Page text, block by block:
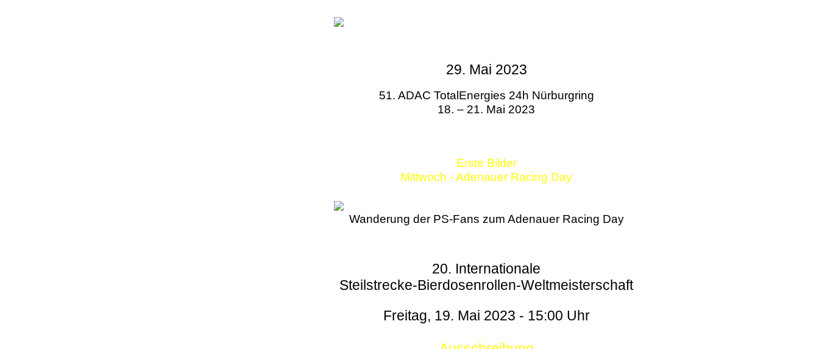
29. Mai 2023
51. ADAC TotalEnergies 24h Nürburgring
18. – 21. Mai 2023
Erste Bilder
Mittwoch - Adenauer Racing Day
Wanderung der PS-Fans zum Adenauer Racing Day
20. Internationale
Steilstrecke-Bierdosenrollen-Weltmeisterschaft
Freitag, 19. Mai 2023 - 15:00 Uhr